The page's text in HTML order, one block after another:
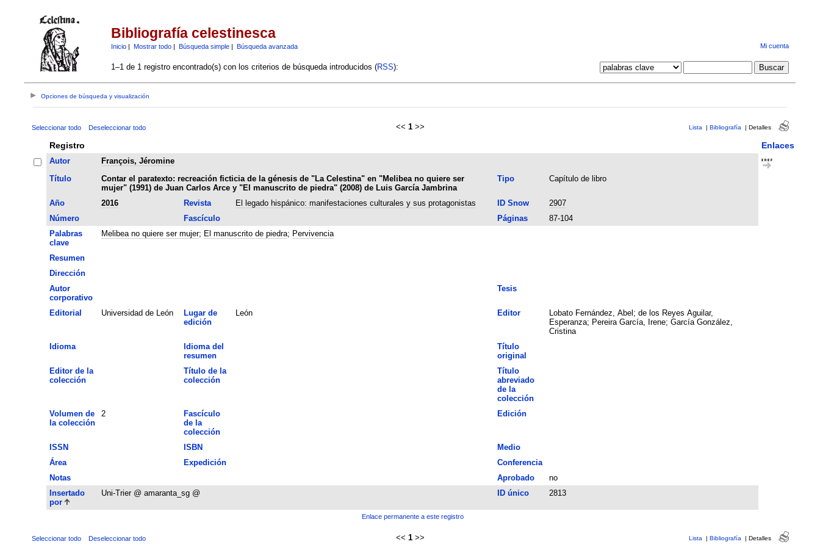
Bibliografía celestinesca
Inicio| Mostrar todo| Búsqueda simple| Búsqueda avanzada Mi cuenta
1–1 de 1 registro encontrado(s) con los criterios de búsqueda introducidos (RSS):
Opciones de búsqueda y visualización
Seleccionar todo Deseleccionar todo << 1 >> Lista | Bibliografía | Detalles
Registro Enlaces
Autor
François, Jéromine
Título
Contar el paratexto: recreación ficticia de la génesis de "La Celestina" en "Melibea no quiere ser
mujer" (1991) de Juan Carlos Arce y "El manuscrito de piedra" (2008) de Luis García Jambrina
Tipo Capítulo de libro
Año 2016 Revista El legado hispánico: manifestaciones culturales y sus protagonistas ID Snow
2907
Número
Fascículo Páginas
87-104
Palabras
clave
Melibea no quiere ser mujer; El manuscrito de piedra; Pervivencia
Resumen
Dirección
Autor
corporativo
Tesis
Editorial Universidad de León
Lugar de
edición
León Editor
Lobato Fernández, Abel; de los Reyes Aguilar,
Esperanza; Pereira García, Irene; García González,
Cristina
Idioma
Idioma del
resumen
Título
original
Editor de la
colección
Título de la
colección
Título
abreviado
de la
colección
Volumen de
la colección
2
Fascículo
de la
colección
Edición
ISSN ISBN
Medio
Área
Expedición
Conferencia
Notas
Aprobado
no
Insertado
por
Uni-Trier @ amaranta_sg @ ID único 2813
Enlace permanente a este registro
Seleccionar todo Deseleccionar todo << 1 >> Lista | Bibliografía | Detalles